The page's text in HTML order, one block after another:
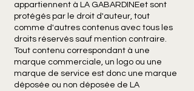
appartiennent à LA GABARDINEet sont
protégés par le droit d'auteur, tout
comme d'autres contenus avec tous les
droits réservés sauf mention contraire.
Tout contenu correspondant à une
marque commerciale, un logo ou une
marque de service est donc une marque
déposée ou non déposée de LA